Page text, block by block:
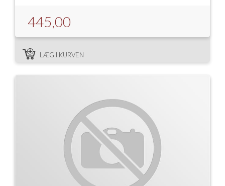
445,00
LÆG I KURVEN